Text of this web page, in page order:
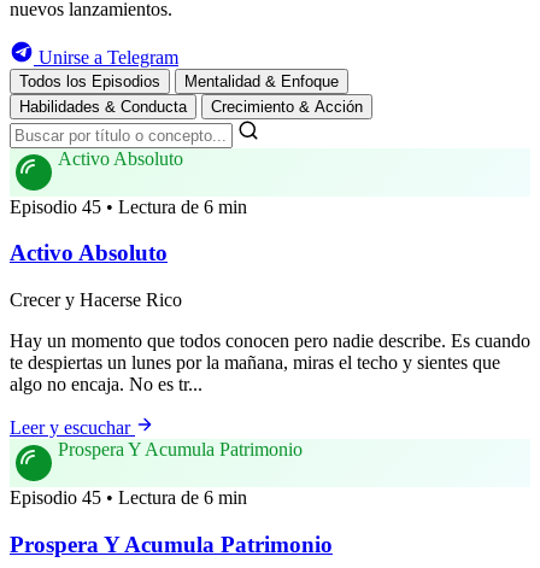
nuevos lanzamientos.
Unirse a Telegram
Todos los Episodios
Mentalidad & Enfoque
Habilidades & Conducta
Crecimiento & Acción
Activo Absoluto
Episodio 45 • Lectura de 6 min
Activo Absoluto
Crecer y Hacerse Rico
Hay un momento que todos conocen pero nadie describe. Es cuando
te despiertas un lunes por la mañana, miras el techo y sientes que
algo no encaja. No es tr...
Leer y escuchar
Prospera Y Acumula Patrimonio
Episodio 45 • Lectura de 6 min
Prospera Y Acumula Patrimonio